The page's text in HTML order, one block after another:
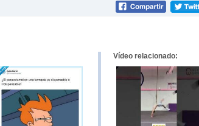
Vídeo relacionado: